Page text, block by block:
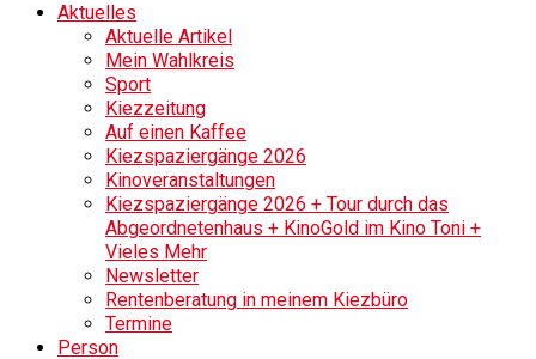
Aktuelles
Aktuelle Artikel
Mein Wahlkreis
Sport
Kiezzeitung
Auf einen Kaffee
Kiezspaziergänge 2026
Kinoveranstaltungen
Kiezspaziergänge 2026 + Tour durch das
Abgeordnetenhaus + KinoGold im Kino Toni +
Vieles Mehr
Newsletter
Rentenberatung in meinem Kiezbüro
Termine
Person